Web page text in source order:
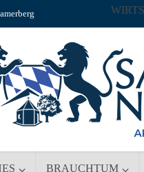
BRAUCHTUM